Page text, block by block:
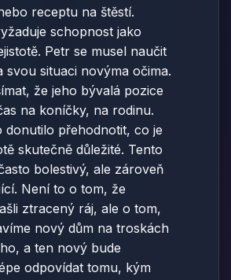
receptu na štěstí.
schopnost jako
Petr se musel naučit
svou situaci novýma očima.
že jeho bývalá pozice
na koníčky, na rodinu.
donutilo přehodnotit, co je
skutečně důležité. Tento
bolestivý, ale zároveň
Není to o tom, že
ztracený ráj, ale o tom,
nový dům na troskách
a ten nový bude
odpovídat tomu, kým